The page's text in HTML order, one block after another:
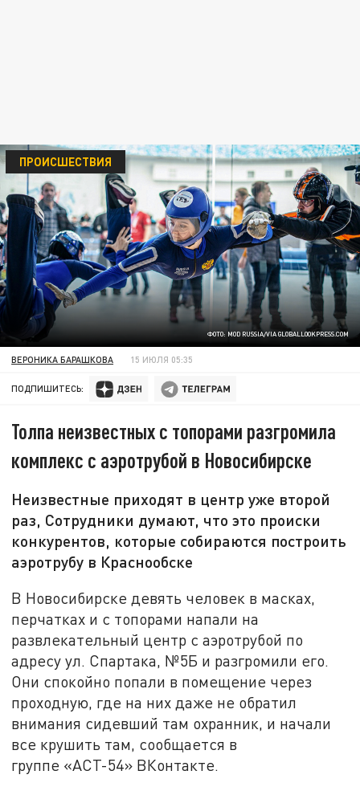
ФОТО: MOD RUSSIA/VIA GLOBALLOOKPRESS.COM
ПРОИСШЕСТВИЯ
ВЕРОНИКА БАРАШКОВА 15 ИЮЛЯ 05:35
ПОДПИШИТЕСЬ:
Толпа неизвестных с топорами разгромила
комплекс с аэротрубой в Новосибирске
Неизвестные приходят в центр уже второй
раз, Сотрудники думают, что это происки
конкурентов, которые собираются построить
аэротрубу в Краснообске
В Новосибирске девять человек в масках,
перчатках и с топорами напали на
развлекательный центр с аэротрубой по
адресу ул. Спартака, №5Б и разгромили его.
Они спокойно попали в помещение через
проходную, где на них даже не обратил
внимания сидевший там охранник, и начали
все крушить там, сообщается в
группе «АСТ-54» ВКонтакте.